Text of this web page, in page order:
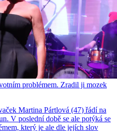
problémem. Zradil ji mozek
Martina Pártlová (47) řádí na
V poslední době se ale potýká se
který je ale dle jejích slov